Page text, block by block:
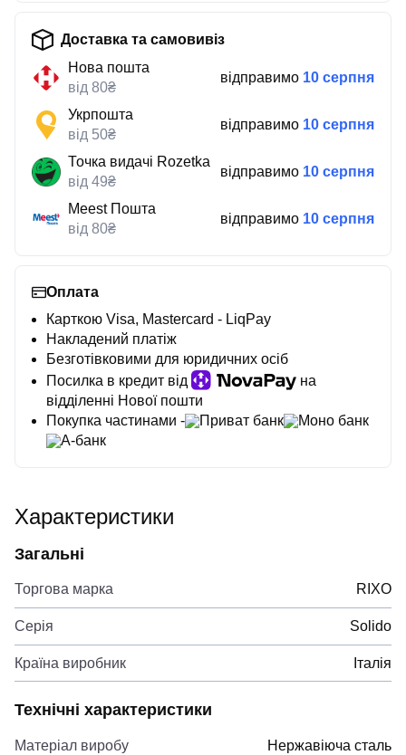
Доставка та самовивіз
Нова пошта
від 80₴
відправимо 10 серпня
Укрпошта
від 50₴
відправимо 10 серпня
Точка видачі Rozetka
від 49₴
відправимо 10 серпня
Meest Пошта
від 80₴
відправимо 10 серпня
Оплата
Карткою Visa, Mastercard - LiqPay
Накладений платіж
Безготівковими для юридичних осіб
Посилка в кредит від
на
відділенні Нової пошти
Покупка частинами -
Приват банк
Моно банк
А-банк
Характеристики
Загальні
Торгова марка RIXO
Серія Solido
Країна виробник Італія
Технічні характеристики
Матеріал виробу Нержавіюча сталь